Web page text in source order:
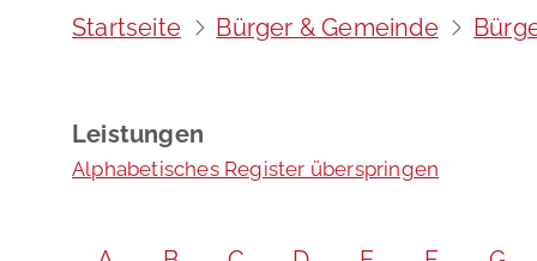
Startseite Bürger & Gemeinde
Leistungen
Alphabetisches Register überspringen